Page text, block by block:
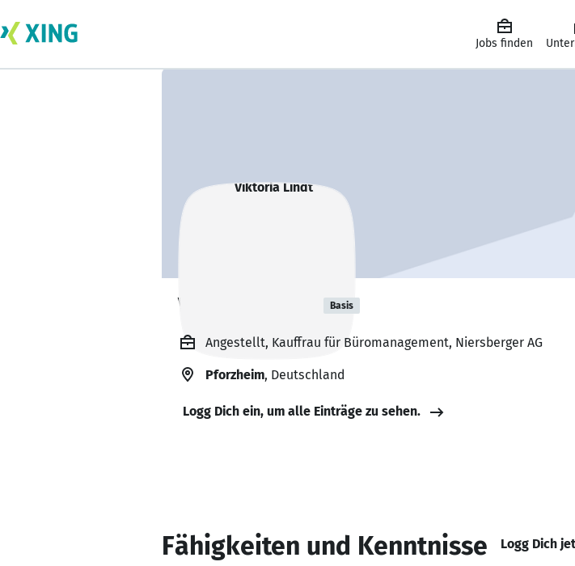
Jobs finden
Viktoria Lindt Basis
Angestellt, Kauffrau für Büromanagement, Niersberger AG
Pforzheim, Deutschland
Logg Dich ein, um alle Einträge zu sehen.
Fähigkeiten und Kenntnisse Logg Dich